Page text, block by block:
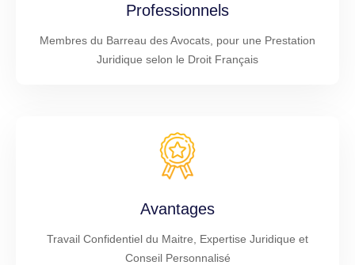
Professionnels
Membres du Barreau des Avocats, pour une Prestation
Juridique selon le Droit Français
Avantages
Travail Confidentiel du Maitre, Expertise Juridique et
Conseil Personnalisé